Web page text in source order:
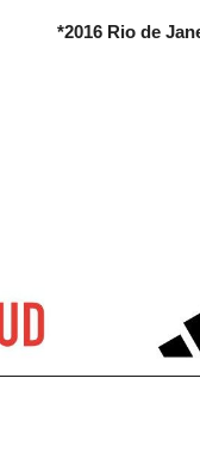
*2016 Rio de